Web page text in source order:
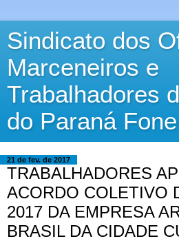
Sindicato dos
Marceneiros e
Trabalhadores
do Paraná
21 de fev. de 2017
TRABALHADORES
ACORDO COLETIVO
2017 DA EMPRESA
BRASIL DA CIDADE